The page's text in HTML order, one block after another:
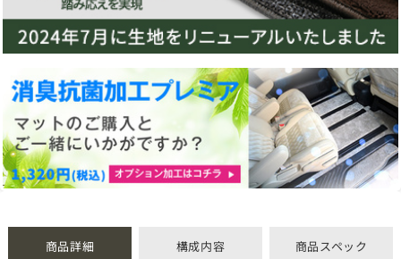
商品詳細 構成内容 商品スペック